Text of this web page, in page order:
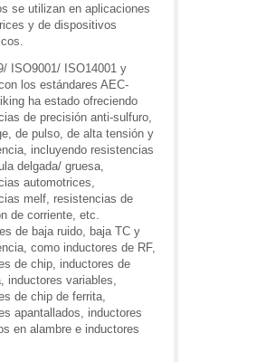
se utilizan en aplicaciones
y de dispositivos
ISO9001/ ISO14001 y
los estándares AEC-
ha estado ofreciendo
de precisión anti-sulfuro,
de pulso, de alta tensión y
incluyendo resistencias
delgada/ gruesa,
automotrices,
melf, resistencias de
de corriente, etc.
de baja ruido, baja TC y
como inductores de RF,
de chip, inductores de
inductores variables,
de chip de ferrita,
apantallados, inductores
en alambre e inductores